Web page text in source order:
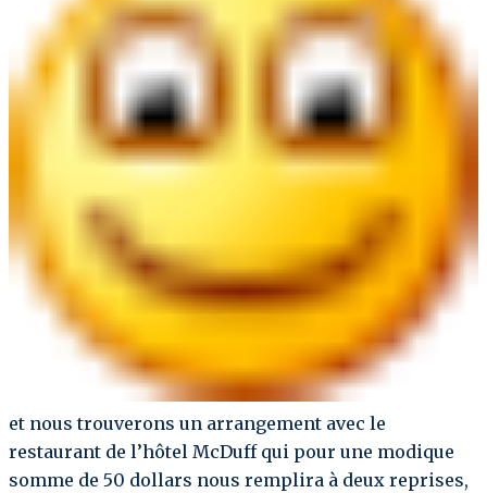
et nous trouverons un arrangement avec le
restaurant de l’hôtel McDuff qui pour une modique
somme de 50 dollars nous remplira à deux reprises,